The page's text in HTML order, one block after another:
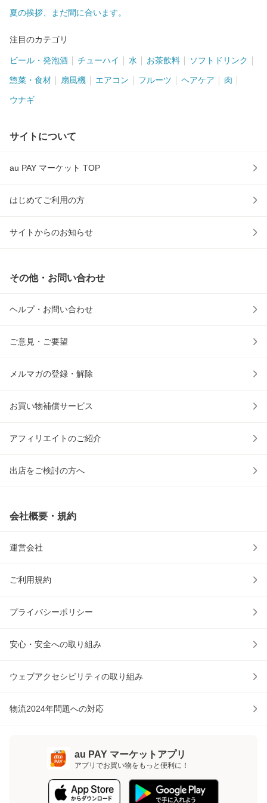
夏の挨拶、まだ間に合います。
注目のカテゴリ
ビール・発泡酒 チューハイ 水 お茶飲料 ソフトドリンク
惣菜・食材 扇風機 エアコン フルーツ ヘアケア 肉
ウナギ
サイトについて
au PAY マーケット TOP
はじめてご利用の方
サイトからのお知らせ
その他・お問い合わせ
ヘルプ・お問い合わせ
ご意見・ご要望
メルマガの登録・解除
お買い物補償サービス
アフィリエイトのご紹介
出店をご検討の方へ
会社概要・規約
運営会社
ご利用規約
プライバシーポリシー
安心・安全への取り組み
ウェブアクセシビリティの取り組み
物流2024年問題への対応
au PAY マーケットアプリ
アプリでお買い物をもっと便利に！